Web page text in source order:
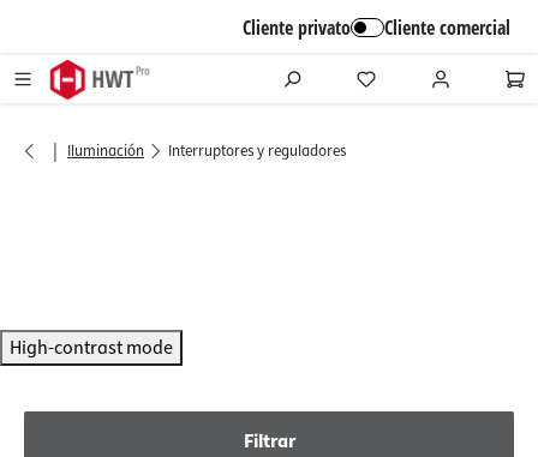
Cliente privato Cliente comercial
| Iluminación Interruptores y reguladores
High-contrast mode
Filtrar